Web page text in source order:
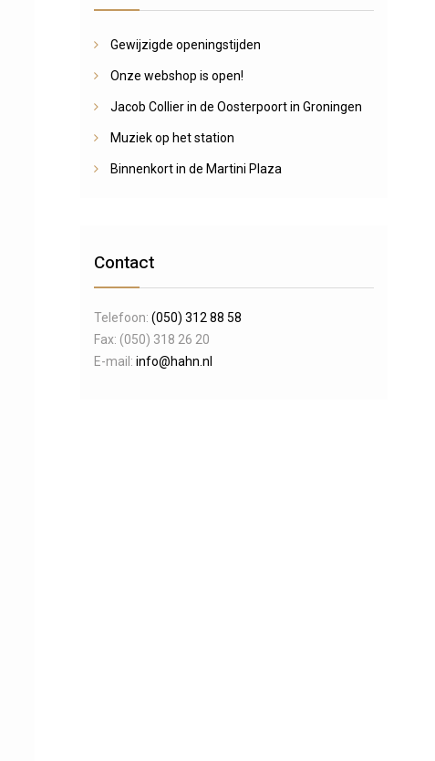
Gewijzigde openingstijden
Onze webshop is open!
Jacob Collier in de Oosterpoort in Groningen
Muziek op het station
Binnenkort in de Martini Plaza
Contact
Telefoon: (050) 312 88 58
Fax: (050) 318 26 20
E-mail: info@hahn.nl